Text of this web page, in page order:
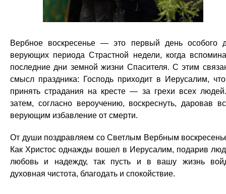
Вербное воскресенье — это первый день особого
верующих периода Страстной недели, когда
последние дни земной жизни Спасителя. С этим
смысл праздника: Господь приходит в Иерусалим,
принять страдания на кресте — за грехи всех
затем, согласно вероучению, воскреснуть, даровав
верующим избавление от смерти.
От души поздравляем со Светлым Вербным
Как Христос однажды вошел в Иерусалим, подарив
любовь и надежду, так пусть и в вашу жизнь
духовная чистота, благодать и спокойствие.